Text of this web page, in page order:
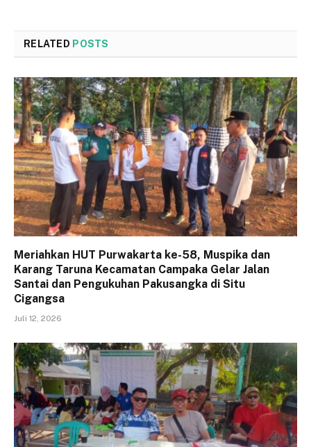
RELATED POSTS
Meriahkan HUT Purwakarta ke-58, Muspika dan
Karang Taruna Kecamatan Campaka Gelar Jalan
Santai dan Pengukuhan Pakusangka di Situ
Cigangsa
Juli 12, 2026